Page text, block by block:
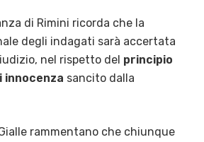
di Rimini ricorda che la
degli indagati sarà accertata
nel rispetto del principio
innocenza sancito dalla
rammentano che chiunque